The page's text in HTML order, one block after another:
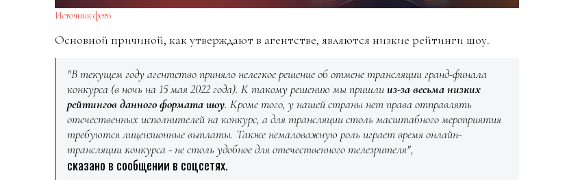
Источник фото
Основной причиной, как утверждают в агентстве, являются низкие рейтинги шоу.
"В текущем году агентство приняло нелегкое решение об отмене трансляции гранд-финала
конкурса (в ночь на 15 мая 2022 года). К такому решению мы пришлииз-за весьма низких
рейтингов данного формата шоу. Кроме того, у нашей страны нет права отправлять
отечественных исполнителей на конкурс, а для трансляции столь масштабного мероприятия
требуются лицензионные выплаты. Также немаловажную роль играет время онлайн-
трансляции конкурса - не столь удобное для отечественного телезрителя",
сказано в сообщении в соцсетях.